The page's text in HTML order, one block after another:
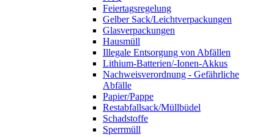
Feiertagsregelung
Gelber Sack/Leichtverpackungen
Glasverpackungen
Hausmüll
Illegale Entsorgung von Abfällen
Lithium-Batterien/-Ionen-Akkus
Nachweisverordnung - Gefährliche
Abfälle
Papier/Pappe
Restabfallsack/Müllbüdel
Schadstoffe
Sperrmüll